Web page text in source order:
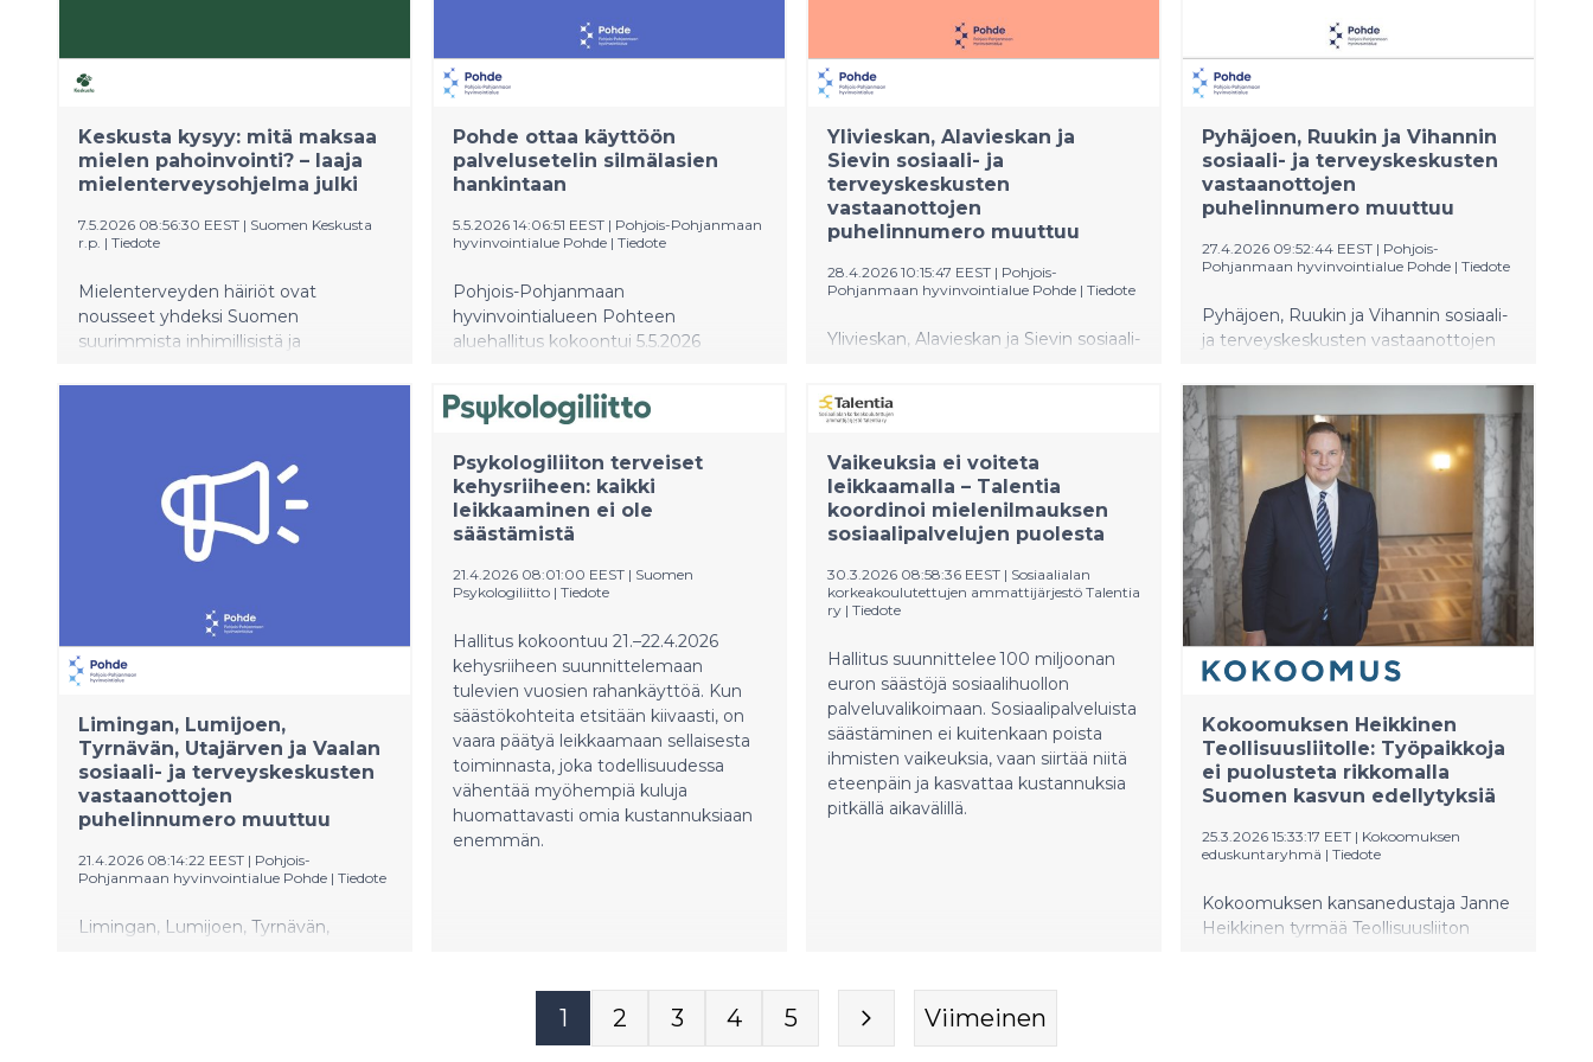
Keskusta kysyy: mitä maksaa
mielen pahoinvointi? – laaja
mielenterveysohjelma julki
7.5.2026 08:56:30 EEST | Suomen Keskusta
r.p. | Tiedote
Mielenterveyden häiriöt ovat
nousseet yhdeksi Suomen
suurimmista inhimillisistä ja
Pohde ottaa käyttöön
palvelusetelin silmälasien
hankintaan
5.5.2026 14:06:51 EEST | Pohjois-Pohjanmaan
hyvinvointialue Pohde | Tiedote
Pohjois-Pohjanmaan
hyvinvointialueen Pohteen
aluehallitus kokoontui 5.5.2026
johdolla. Kuntoutuspalveluissa
otetaan käyttöön palveluseteli
Asumisyksikön vuokrasopimus
Kuusamossa hyväksyttiin.
Ylivieskan, Alavieskan ja
Sievin sosiaali- ja
terveyskeskusten
vastaanottojen
puhelinnumero muuttuu
28.4.2026 10:15:47 EEST | Pohjois-
Pohjanmaan hyvinvointialue Pohde | Tiedote
Ylivieskan, Alavieskan ja Sievin sosiaali-
maanantaina 11.5.2026. Uusi, yhteinen
Numero on toiminut tähän asti
Oulaisten, Haapaveden ja Pyhännän
sosiaali- ja terveyskeskusten
vastaanottojen numerona. Jatkossa
ja Sievin sosiaali- ja terveyskeskusten
vastaanottojen numerona.
Pyhäjoen, Ruukin ja Vihannin
sosiaali- ja terveyskeskusten
vastaanottojen
puhelinnumero muuttuu
27.4.2026 09:52:44 EEST | Pohjois-
Pohjanmaan hyvinvointialue Pohde | Tiedote
Pyhäjoen, Ruukin ja Vihannin sosiaali-
ja terveyskeskusten vastaanottojen
maanantaina 11.5.2026. Uusi, yhteinen
puhelinnumero on 08 669 2600.
Numero on toiminut tähän asti
Raahen sosiaali- ja terveyskeskuksen
vastaanoton numerona. Jatkossa se
toimii myös Pyhäjoen, Ruukin ja
Vihannin sosiaali- ja terveyskeskusten
vastaanottojen numerona.
Limingan, Lumijoen,
Tyrnävän, Utajärven ja Vaalan
sosiaali- ja terveyskeskusten
vastaanottojen
puhelinnumero muuttuu
21.4.2026 08:14:22 EEST | Pohjois-
Pohjanmaan hyvinvointialue Pohde | Tiedote
Limingan, Lumijoen, Tyrnävän,
Psykologiliiton terveiset
kehysriiheen: kaikki
leikkaaminen ei ole
säästämistä
21.4.2026 08:01:00 EEST | Suomen
Psykologiliitto | Tiedote
Hallitus kokoontuu 21.–22.4.2026
kehysriiheen suunnittelemaan
tulevien vuosien rahankäyttöä. Kun
säästökohteita etsitään kiivaasti, on
vaara päätyä leikkaamaan sellaisesta
toiminnasta, joka todellisuudessa
vähentää myöhempiä kuluja
huomattavasti omia kustannuksiaan
enemmän.
Vaikeuksia ei voiteta
leikkaamalla – Talentia
koordinoi mielenilmauksen
sosiaalipalvelujen puolesta
30.3.2026 08:58:36 EEST | Sosiaalialan
korkeakoulutettujen ammattijärjestö Talentia
ry | Tiedote
Hallitus suunnittelee 100 miljoonan
euron säästöjä sosiaalihuollon
palveluvalikoimaan. Sosiaalipalveluista
säästäminen ei kuitenkaan poista
ihmisten vaikeuksia, vaan siirtää niitä
eteenpäin ja kasvattaa kustannuksia
pitkällä aikavälillä.
Kokoomuksen Heikkinen
Teollisuusliitolle: Työpaikkoja
ei puolusteta rikkomalla
Suomen kasvun edellytyksiä
25.3.2026 15:33:17 EET | Kokoomuksen
eduskuntaryhmä | Tiedote
Kokoomuksen kansanedustaja Janne
Heikkinen tyrmää Teollisuusliiton
1 2 3 4 5 Viimeinen